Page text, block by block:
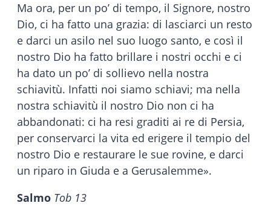
Ma ora, per un po’ di tempo, il Signore, nostro
Dio, ci ha fatto una grazia: di lasciarci un resto
e darci un asilo nel suo luogo santo, e così il
nostro Dio ha fatto brillare i nostri occhi e ci
ha dato un po’ di sollievo nella nostra
schiavitù. Infatti noi siamo schiavi; ma nella
nostra schiavitù il nostro Dio non ci ha
abbandonati: ci ha resi graditi ai re di Persia,
per conservarci la vita ed erigere il tempio del
nostro Dio e restaurare le sue rovine, e darci
un riparo in Giuda e a Gerusalemme».
Salmo Tob 13